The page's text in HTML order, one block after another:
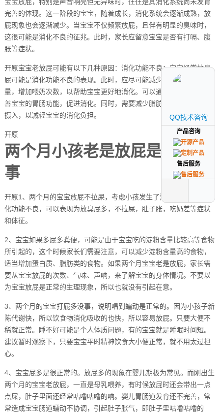
完善的体现。这一阶段的宝宝，随着成长，消化系统会逐渐成熟，放
屁现象也会逐渐减少。当宝宝不仅频繁放屁，且伴有明显的臭味时，
这很可能是消化不良的征兆。此时，家长应留意宝宝是否有打嗝、腹
胀等症状。
开原宝宝老放屁可能有以下几种原因：消化功能不良：宝宝经常放臭
屁可能是消化功能不良的表现。此时，应尽可能减少每次喂奶的奶
量，增加喂奶次数，以帮助宝宝更好地消化。可以通过按摩腹部来改
善宝宝的胃肠功能，促进消化。同时，需要减少脂肪和高蛋白食物的
摄入，以减轻宝宝的消化负担。
开原
两个月小孩老是放屁是怎么回
事
开原1、两个月的宝宝放屁不拉屎，考虑小孩发生了消化功能不良，消
化功能不良，可以表现为放臭屁多，不拉屎，肚子胀，吃奶差等症状
和体征。
2、宝宝如果多屁多粪便，可能是由于宝宝吃的淀粉含量比较高等食物
所引起的，这个时候家长们需要注意，可以减少淀粉含量高的食物，
适当增加蛋白质、脂肪类的食物。如果两个月宝宝老是放屁，家长需
要从宝宝放屁的次数、气味、声响，来了解宝宝的身体情况。不要以
为宝宝放屁是正常的生理现象，所以也就没有引起在意。
3、两个月的宝宝打屁多没事，说明唱到蠕动是正常的。因为小孩子新
陈代谢快，所以饮食物消化吸收的也快，所以容易放屁。只要大便不
稀就正常。睡不好可能是个人体质问题，有的宝宝就是睡眠时间短。
建议暂时观察下，只要宝宝平时精神饮食大小便正常，就不用太过担
心。
4、宝宝屁多是很正常的。放屁多的现象在婴儿期极为常见。而刚出生
两个月的宝宝老放屁，一直是母乳喂养，有时候放屁时还会带出一点
点屎，肚子里面还经常咕噜咕噜的响。婴儿胃肠道发育还不完善，常
常造成宝宝肠道蠕动不协调，引起肚子胀气，即肚子里咕噜咕噜的
QQ技术咨询
产品咨询
售后服务
QQ技术咨询
产品咨询
售后服务